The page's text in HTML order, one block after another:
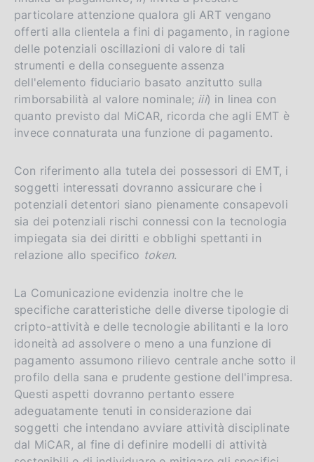
particolare attenzione qualora gli ART vengano
offerti alla clientela a fini di pagamento, in ragione
delle potenziali oscillazioni di valore di tali
strumenti e della conseguente assenza
dell'elemento fiduciario basato anzitutto sulla
rimborsabilità al valore nominale; iii) in linea con
quanto previsto dal MiCAR, ricorda che agli EMT è
invece connaturata una funzione di pagamento.
Con riferimento alla tutela dei possessori di EMT, i
soggetti interessati dovranno assicurare che i
potenziali detentori siano pienamente consapevoli
sia dei potenziali rischi connessi con la tecnologia
impiegata sia dei diritti e obblighi spettanti in
relazione allo specifico token.
La Comunicazione evidenzia inoltre che le
specifiche caratteristiche delle diverse tipologie di
cripto-attività e delle tecnologie abilitanti e la loro
idoneità ad assolvere o meno a una funzione di
pagamento assumono rilievo centrale anche sotto il
profilo della sana e prudente gestione dell'impresa.
Questi aspetti dovranno pertanto essere
adeguatamente tenuti in considerazione dai
soggetti che intendano avviare attività disciplinate
dal MiCAR, al fine di definire modelli di attività